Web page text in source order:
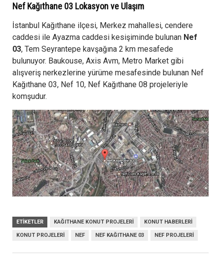
Nef Kağıthane 03 Lokasyon ve Ulaşım
İstanbul Kağıthane ilçesi, Merkez mahallesi, cendere
caddesi ile Ayazma caddesi kesişiminde bulunan Nef
03, Tem Seyrantepe kavşağına 2 km mesafede
bulunuyor. Baukouse, Axis Avm, Metro Market gibi
alışveriş nerkezlerine yürüme mesafesinde bulunan Nef
Kağıthane 03, Nef 10, Nef Kağıthane 08 projeleriyle
komşudur.
ETIKETLER KAĞITHANE KONUT PROJELERI KONUT HABERLERI
KONUT PROJELERI NEF NEF KAĞITHANE 03 NEF PROJELERI